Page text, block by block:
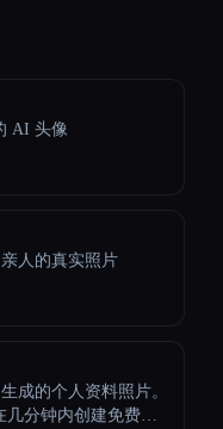
AI 头像
人的真实照片
成的个人资料照片。
几分钟内创建免费的